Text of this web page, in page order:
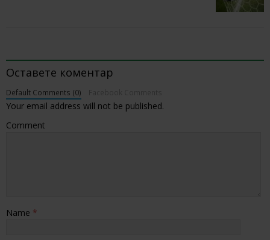
Оставете коментар
Default Comments (0)
Your email address will not be published.
Comment
Name *